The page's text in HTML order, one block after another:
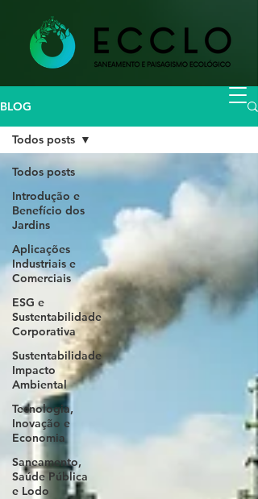
BLOG
Todos posts
Introdução e
Benefício dos
Jardins
Aplicações
Industriais e
Comerciais
ESG e
Sustentabilidade
Corporativa
Sustentabilidade
Impacto
Ambiental
Tecnologia,
Inovação e
Economia
Saneamento,
Saúde Pública
e Lodo
Todos posts